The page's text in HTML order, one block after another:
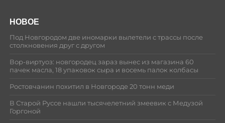
НОВОЕ
Под Новгородом две иномарки вылетели с трассы после
столкновения друг с другом
Вор-виртуоз: новгородец зараз вынес из магазина 60
пачек масла, 18 упаковок сыра и восемь палок колбасы
Ростовчанин похитил в Новгороде 20 тонн меди
В Старой Руссе нашли тысячелетний змеевик с Медузой
Горгоной